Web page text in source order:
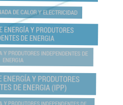
DE CALOR Y ELECTRICIDAD
ENERGÍA Y PRODUTORES
DE ENERGIA
Y PRODUTORES INDEPENDENTES DE
ENERGIA
ENERGÍA Y PRODUTORES
DE ENERGIA (IPP)